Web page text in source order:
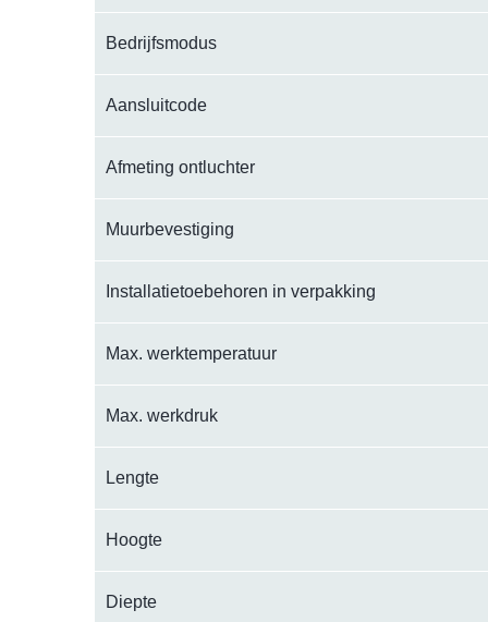
Bedrijfsmodus
Aansluitcode
Afmeting ontluchter
Muurbevestiging
Installatietoebehoren in verpakking
Max. werktemperatuur
Max. werkdruk
Lengte
Hoogte
Diepte